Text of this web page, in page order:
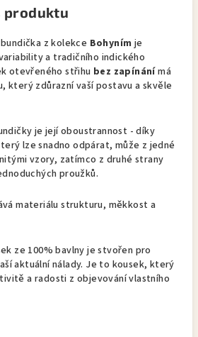
produktu
z kolekce Bohyním je
a tradičního indického
otevřeného střihu bez zapínánímá
který zdůrazní vaší postavu a skvěle
je její oboustrannost - díky
lze snadno odpárat, může z jedné
vzory, zatímco z druhé strany
proužků.
materiálu strukturu, měkkost a
ze 100% bavlny je stvořen pro
aktuální nálady. Je to kousek, který
a radosti z objevování vlastního